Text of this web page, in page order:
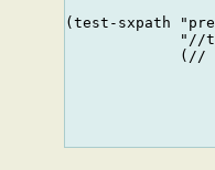
(test-sxpath
"//
(//